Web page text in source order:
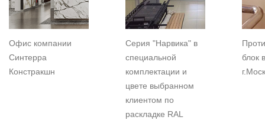
Офис компании
Синтерра
Констракшн
Серия "Нарвика" в
специальной
комплектации и
цвете выбранном
клиентом по
раскладке RAL
блок